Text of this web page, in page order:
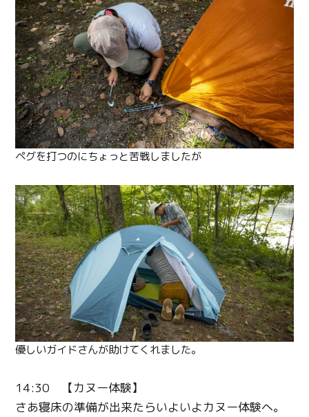
ペグを打つのにちょっと苦戦しましたが
優しいガイドさんが助けてくれました。
14:30 【カヌー体験】
さあ寝床の準備が出来たらいよいよカヌー体験へ。